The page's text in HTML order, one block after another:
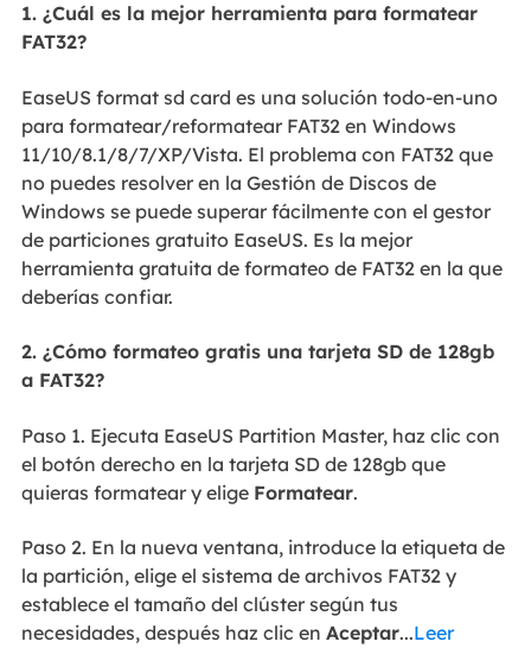
1. ¿Cuál es la mejor herramienta para formatear
FAT32?
EaseUS format sd card es una solución todo-en-uno
para formatear/reformatear FAT32 en Windows
11/10/8.1/8/7/XP/Vista. El problema con FAT32 que
no puedes resolver en la Gestión de Discos de
Windows se puede superar fácilmente con el gestor
de particiones gratuito EaseUS. Es la mejor
herramienta gratuita de formateo de FAT32 en la que
deberías confiar.
2. ¿Cómo formateo gratis una tarjeta SD de 128gb
a FAT32?
Paso 1. Ejecuta EaseUS Partition Master, haz clic con
el botón derecho en la tarjeta SD de 128gb que
quieras formatear y elige Formatear.
Paso 2. En la nueva ventana, introduce la etiqueta de
la partición, elige el sistema de archivos FAT32 y
establece el tamaño del clúster según tus
necesidades, después haz clic en Aceptar...Leer